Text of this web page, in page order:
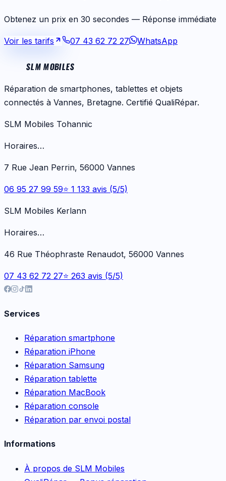
Obtenez un prix en 30 secondes — Réponse immédiate
Voir les tarifs 07 43 62 72 27 WhatsApp
SLM MOBILES
Réparation de smartphones, tablettes et objets
connectés à Vannes, Bretagne. Certifié QualiRépar.
SLM Mobiles Tohannic
Horaires…
7 Rue Jean Perrin, 56000 Vannes
06 95 27 99 59⭐ 1 133 avis (5/5)
SLM Mobiles Kerlann
Horaires…
46 Rue Théophraste Renaudot, 56000 Vannes
07 43 62 72 27⭐ 263 avis (5/5)
Services
Réparation smartphone
Réparation iPhone
Réparation Samsung
Réparation tablette
Réparation MacBook
Réparation console
Réparation par envoi postal
Informations
À propos de SLM Mobiles